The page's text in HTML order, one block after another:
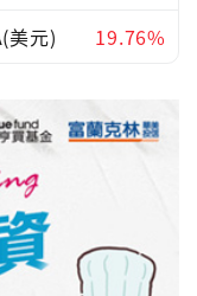
美元)
19.76%